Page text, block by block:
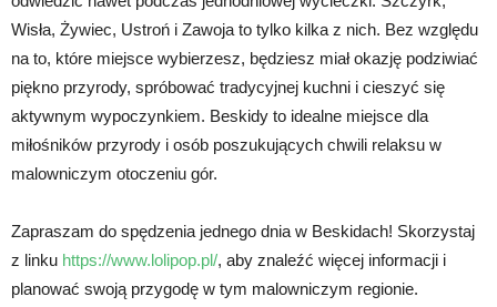
Wisła, Żywiec, Ustroń i Zawoja to tylko kilka z nich. Bez względu
na to, które miejsce wybierzesz, będziesz miał okazję podziwiać
piękno przyrody, spróbować tradycyjnej kuchni i cieszyć się
aktywnym wypoczynkiem. Beskidy to idealne miejsce dla
miłośników przyrody i osób poszukujących chwili relaksu w
malowniczym otoczeniu gór.
Zapraszam do spędzenia jednego dnia w Beskidach! Skorzystaj
z linku https://www.lolipop.pl/, aby znaleźć więcej informacji i
planować swoją przygodę w tym malowniczym regionie.